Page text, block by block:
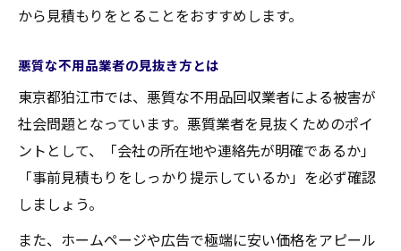
から見積もりをとることをおすすめします。
悪質な不用品業者の見抜き方とは
東京都狛江市では、悪質な不用品回収業者による被害が
社会問題となっています。悪質業者を見抜くためのポイ
ントとして、「会社の所在地や連絡先が明確であるか」
「事前見積もりをしっかり提示しているか」を必ず確認
しましょう。
また、ホームページや広告で極端に安い価格をアピール